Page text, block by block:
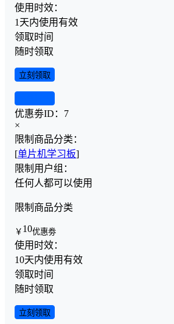
使用时效：
1天内使用有效
领取时间
随时领取
立刻领取
优惠劵ID： 7
×
限制商品分类：
[单片机学习板]
限制用户组：
任何人都可以使用
限制商品分类
￥ 10优惠劵
使用时效：
10天内使用有效
领取时间
随时领取
立刻领取